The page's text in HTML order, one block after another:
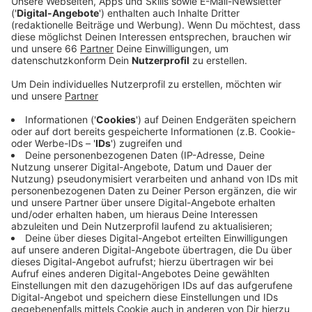
Veröffentlicht:Montag, 16.03.2020 05:48
Anzeige
Es geht dabei zum Beispiel um Verdienstausfälle, um
Mitarbeiter, die ihre Kinder betreuen müssen oder ob
man sich auf noch mehr Einschränkungen einstellen
muss. Nikolaus Paffenholz von der IHK sagt, dass
besonders die Unsicherheit über die Dauer der Krise
vielen Unternehmern zu schaffen macht:
Anzeige